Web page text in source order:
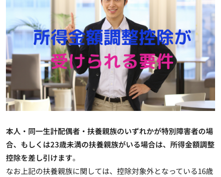
本人・同一生計配偶者・扶養親族のいずれかが特別障害者の場
合、もしくは23歳未満の扶養親族がいる場合は、所得金額調整
控除を差し引けます。
なお上記の扶養親族に関しては、控除対象外となっている16歳